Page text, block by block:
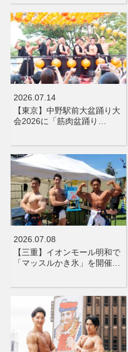
2026.07.14
【東京】中野駅前大盆踊り大
会2026に「筋肉盆踊り…
2026.07.08
【三重】イオンモール明和で
「マッスルかき氷」を開催…